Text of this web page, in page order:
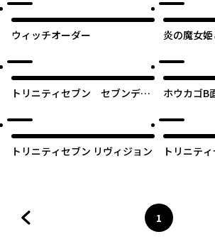
ウィッチオーダー 炎の魔女
トリニティセブン セブンデイ
ホウカゴB
トリニティセブン リヴィジョン トリニテ
ページ
1
へ